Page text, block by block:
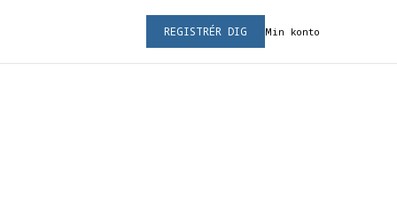
Min konto
REGISTRÉR DIG